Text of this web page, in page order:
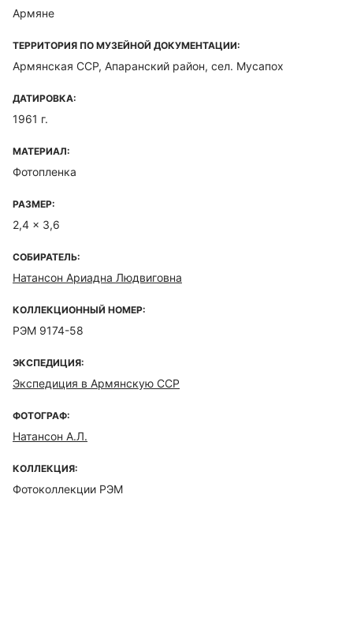
Армяне
ТЕРРИТОРИЯ ПО МУЗЕЙНОЙ ДОКУМЕНТАЦИИ:
Армянская ССР, Апаранский район, сел. Мусапох
ДАТИРОВКА:
1961 г.
МАТЕРИАЛ:
Фотопленка
РАЗМЕР:
2,4 x 3,6
СОБИРАТЕЛЬ:
Натансон Ариадна Людвиговна
КОЛЛЕКЦИОННЫЙ НОМЕР:
РЭМ 9174-58
ЭКСПЕДИЦИЯ:
Экспедиция в Армянскую ССР
ФОТОГРАФ:
Натансон А.Л.
КОЛЛЕКЦИЯ:
Фотоколлекции РЭМ